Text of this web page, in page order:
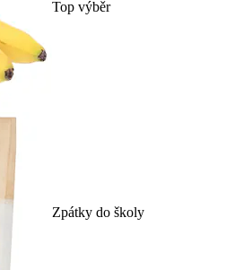
Top výběr
Zpátky do školy